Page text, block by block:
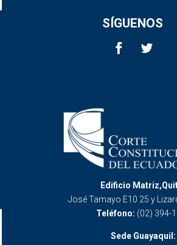
SÍGUENOS
Edificio
José Tamayo E10 25 y
Teléfono: (02) 394-
Sede Guayaquil: